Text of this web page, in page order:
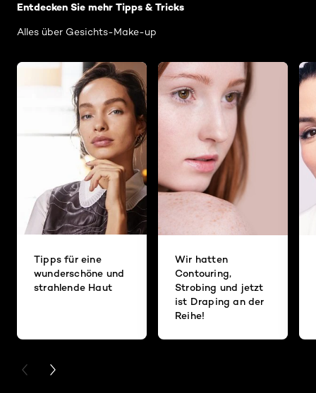
Entdecken Sie mehr Tipps & Tricks
Alles über Gesichts-Make-up
Tipps für eine
wunderschöne und
strahlende Haut
Wir hatten
Contouring,
Strobing und jetzt
ist Draping an der
Reihe!
PREVIOUS CARD
NEXT CARD